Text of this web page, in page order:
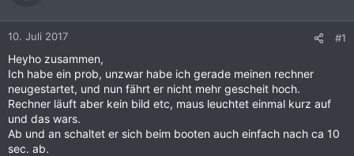
10. Juli 2017 #1
Heyho zusammen,
Ich habe ein prob, unzwar habe ich gerade meinen rechner
neugestartet, und nun fährt er nicht mehr gescheit hoch.
Rechner läuft aber kein bild etc, maus leuchtet einmal kurz auf
und das wars.
Ab und an schaltet er sich beim booten auch einfach nach ca 10
sec. ab.